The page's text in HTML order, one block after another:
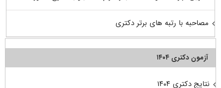
مصاحبه با رتبه های برتر دکتری
آزمون دکتری ۱۴۰۴
نتایج دکتری ۱۴۰۴